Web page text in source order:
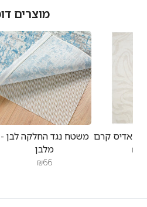
מוצרים
משטח נגד החלקה לבן -
מלבן
₪66